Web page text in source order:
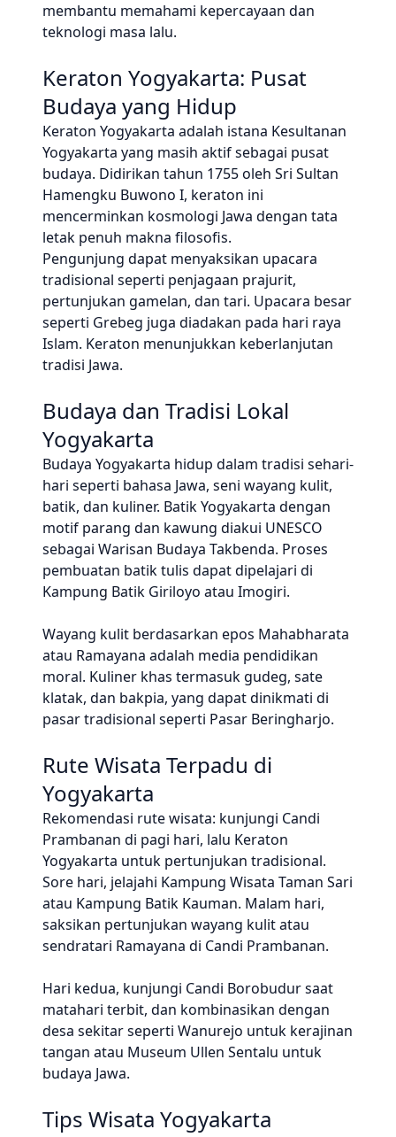
membantu memahami kepercayaan dan
teknologi masa lalu.
Keraton Yogyakarta: Pusat
Budaya yang Hidup
Keraton Yogyakarta adalah istana Kesultanan
Yogyakarta yang masih aktif sebagai pusat
budaya. Didirikan tahun 1755 oleh Sri Sultan
Hamengku Buwono I, keraton ini
mencerminkan kosmologi Jawa dengan tata
letak penuh makna filosofis.
Pengunjung dapat menyaksikan upacara
tradisional seperti penjagaan prajurit,
pertunjukan gamelan, dan tari. Upacara besar
seperti Grebeg juga diadakan pada hari raya
Islam. Keraton menunjukkan keberlanjutan
tradisi Jawa.
Budaya dan Tradisi Lokal
Yogyakarta
Budaya Yogyakarta hidup dalam tradisi sehari-
hari seperti bahasa Jawa, seni wayang kulit,
batik, dan kuliner. Batik Yogyakarta dengan
motif parang dan kawung diakui UNESCO
sebagai Warisan Budaya Takbenda. Proses
pembuatan batik tulis dapat dipelajari di
Kampung Batik Giriloyo atau Imogiri.
Wayang kulit berdasarkan epos Mahabharata
atau Ramayana adalah media pendidikan
moral. Kuliner khas termasuk gudeg, sate
klatak, dan bakpia, yang dapat dinikmati di
pasar tradisional seperti Pasar Beringharjo.
Rute Wisata Terpadu di
Yogyakarta
Rekomendasi rute wisata: kunjungi Candi
Prambanan di pagi hari, lalu Keraton
Yogyakarta untuk pertunjukan tradisional.
Sore hari, jelajahi Kampung Wisata Taman Sari
atau Kampung Batik Kauman. Malam hari,
saksikan pertunjukan wayang kulit atau
sendratari Ramayana di Candi Prambanan.
Hari kedua, kunjungi Candi Borobudur saat
matahari terbit, dan kombinasikan dengan
desa sekitar seperti Wanurejo untuk kerajinan
tangan atau Museum Ullen Sentalu untuk
budaya Jawa.
Tips Wisata Yogyakarta